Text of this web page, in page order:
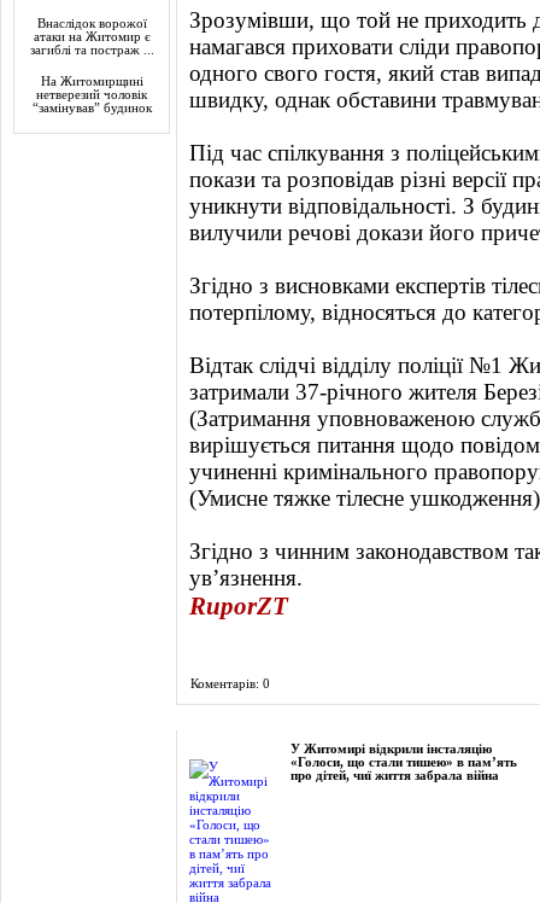
Внаслідок ворожої
атаки на Житомир є
загиблі та постраж ...
На Житомирщині
нетверезий чоловік
“замінував” будинок
Зрозумівши, що той не приходить
намагався приховати сліди
одного свого гостя, який став
швидку, однак обставини
Під час спілкування з
покази та розповідав різні версії
уникнути відповідальності. З
вилучили речові докази його
Згідно з висновками експертів
потерпілому, відносяться до
Відтак слідчі відділу поліції №1
затримали 37-річного жителя
(Затримання уповноваженою
вирішується питання щодо
учиненні кримінального
(Умисне тяжке тілесне
Згідно з чинним законодавством
ув’язнення.
RuporZT
Коментарів: 0
У Житомирі відкрили інсталяцію
«Голоси, що стали тишею» в пам’ять
про дітей, чиї життя забрала війна